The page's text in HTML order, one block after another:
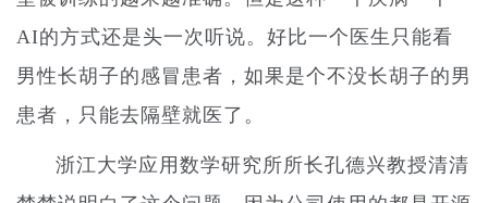
AI的方式还是头一次听说。好比一个医生只能看
男性长胡子的感冒患者，如果是个不没长胡子的男
患者，只能去隔壁就医了。
浙江大学应用数学研究所所长孔德兴教授清清